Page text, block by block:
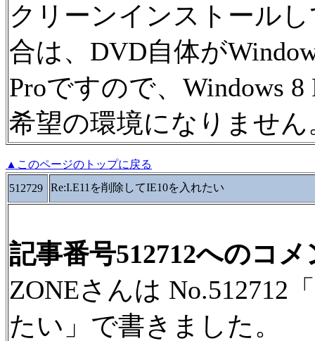
クリーンインストールし
合は、DVD自体が
Proですので、Windows
希望の環境になりません
▲このページのトップに戻る
512729
Re:I.E11を削除してIE10を入れたい
記事番号512712へのコメ
ZONEさんは No.512712
たい」で書きました。